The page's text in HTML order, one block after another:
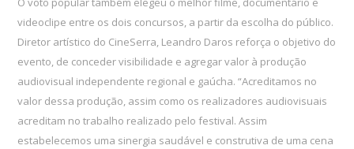
videoclipe entre os dois concursos, a partir da escolha do público.
Diretor artístico do CineSerra, Leandro Daros reforça o objetivo do
evento, de conceder visibilidade e agregar valor à produção
audiovisual independente regional e gaúcha. “Acreditamos no
valor dessa produção, assim como os realizadores audiovisuais
acreditam no trabalho realizado pelo festival. Assim
estabelecemos uma sinergia saudável e construtiva de uma cena